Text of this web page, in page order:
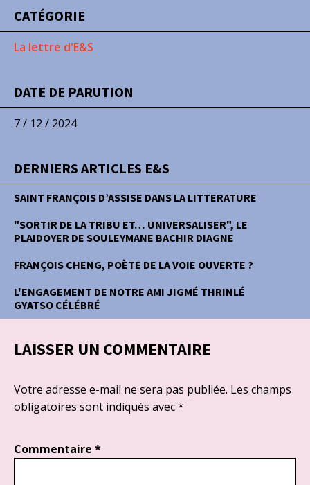
CATÉGORIE
La lettre d'E&S
DATE DE PARUTION
7 / 12 / 2024
DERNIERS ARTICLES E&S
SAINT FRANÇOIS D’ASSISE DANS LA LITTERATURE
"SORTIR DE LA TRIBU ET… UNIVERSALISER", LE
PLAIDOYER DE SOULEYMANE BACHIR DIAGNE
FRANÇOIS CHENG, POÈTE DE LA VOIE OUVERTE ?
L'ENGAGEMENT DE NOTRE AMI JIGMÉ THRINLÉ
GYATSO CÉLÉBRÉ
LAISSER UN COMMENTAIRE
Votre adresse e-mail ne sera pas publiée. Les champs
obligatoires sont indiqués avec*
Commentaire *